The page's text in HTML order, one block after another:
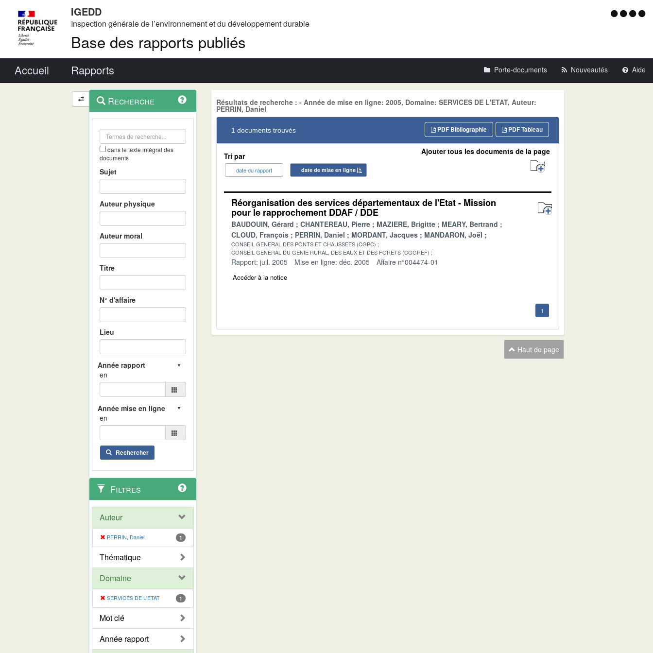
IGEDD
Inspection générale de l’environnement et du développement durable
Base des rapports publiés
Menu
Accueil Rapports Porte-documents Nouveautés Aide
Navigation
et
outils
contextuel
Recherche
dans le texte intégral des
documents
Sujet
Auteur physique
Auteur moral
Titre
N° d'affaire
Lieu
en
en
Rechercher
Filtres
Auteur
PERRIN, Daniel 1
Thématique
Domaine
SERVICES DE L'ETAT 1
Mot clé
Année rapport
Résultats de recherche : - Année de mise en ligne: 2005, Domaine: SERVICES DE L'ETAT, Auteur:
PERRIN, Daniel
1 documents trouvés PDF Tableau
PDF Bibliographie
Tri par
date du rapport date de mise en ligne
Ajouter tous les documents de la page
Réorganisation des services départementaux de l'Etat - Mission
pour le rapprochement DDAF / DDE
BAUDOUIN, Gérard CHANTEREAU, Pierre MAZIERE, Brigitte
MEARY, Bertrand
CLOUD, François
PERRIN, Daniel MORDANT, Jacques MANDARON, Joël
CONSEIL GENERAL DES PONTS ET CHAUSSEES (CGPC)
CONSEIL GENERAL DU GENIE RURAL, DES EAUX ET DES FORETS (CGGREF)
Rapport: juil. 2005 Mise en ligne: déc. 2005 Affaire n°004474-01
Accéder à la notice
1
Haut de page